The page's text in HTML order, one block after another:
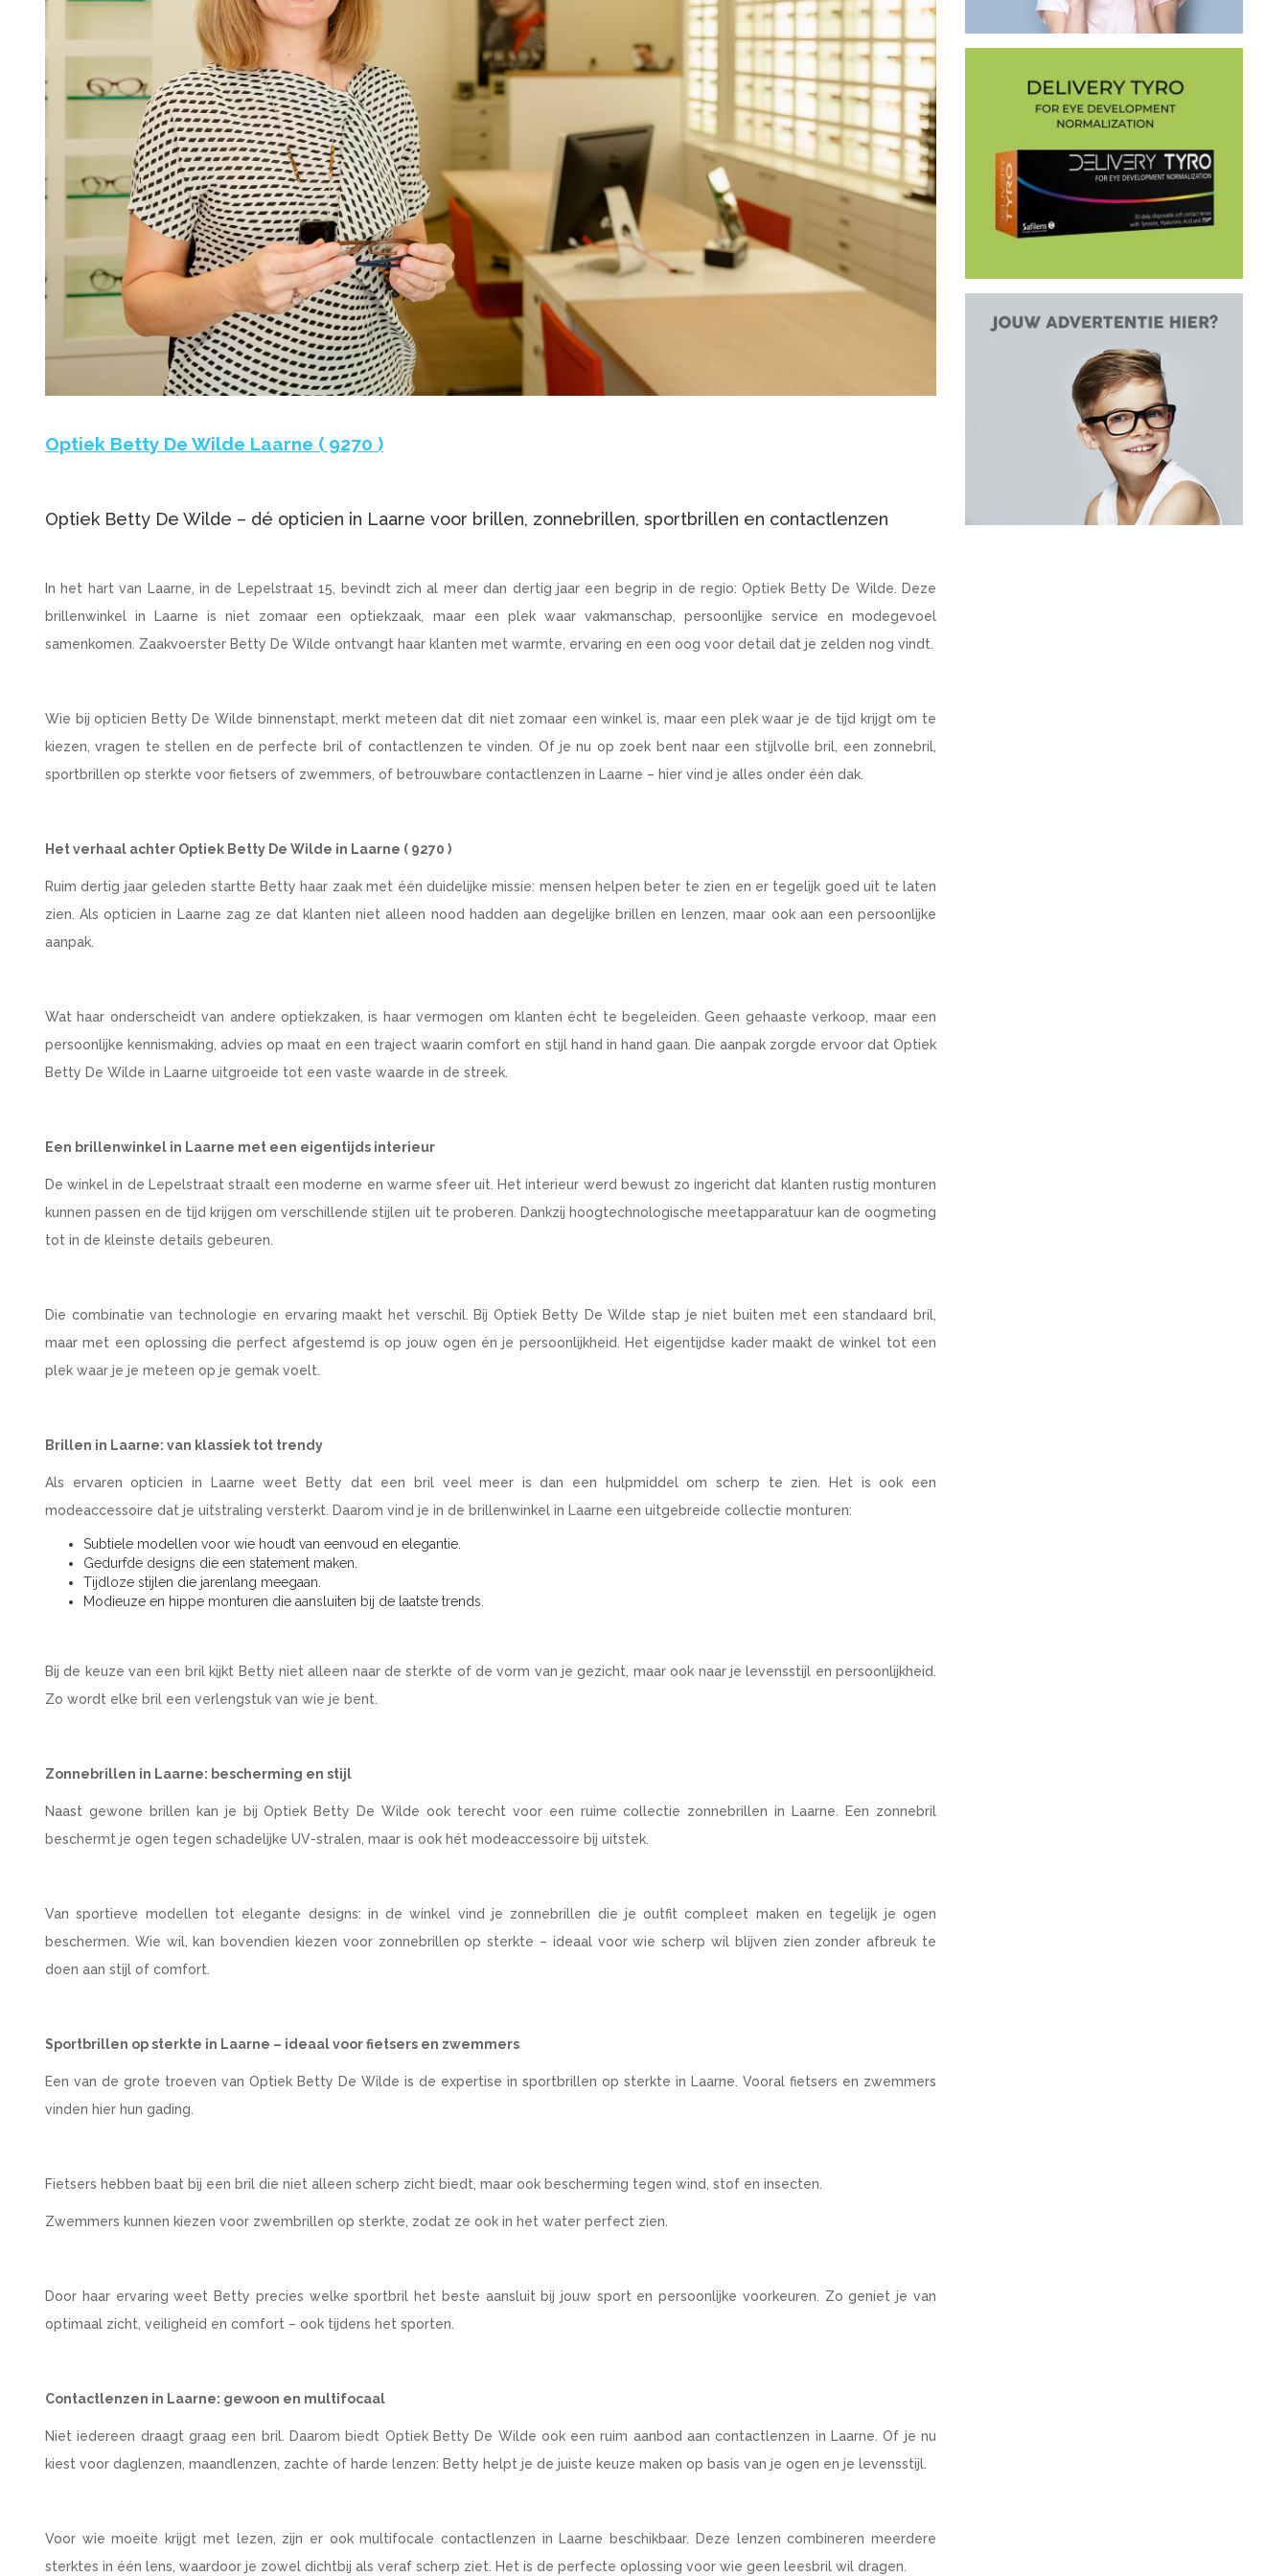
Optiek Betty De Wilde Laarne ( 9270 )
Optiek Betty De Wilde – dé opticien in Laarne voor brillen, zonnebrillen, sportbrillen en contactlenzen
In het hart van Laarne, in de Lepelstraat 15, bevindt zich al meer dan dertig jaar een begrip in de regio: Optiek Betty De Wilde. Deze
brillenwinkel in Laarne is niet zomaar een optiekzaak, maar een plek waar vakmanschap, persoonlijke service en modegevoel
samenkomen. Zaakvoerster Betty De Wilde ontvangt haar klanten met warmte, ervaring en een oog voor detail dat je zelden nog vindt.
Wie bij opticien Betty De Wilde binnenstapt, merkt meteen dat dit niet zomaar een winkel is, maar een plek waar je de tijd krijgt om te
kiezen, vragen te stellen en de perfecte bril of contactlenzen te vinden. Of je nu op zoek bent naar een stijlvolle bril, een zonnebril,
sportbrillen op sterkte voor fietsers of zwemmers, of betrouwbare contactlenzen in Laarne – hier vind je alles onder één dak.
Het verhaal achter Optiek Betty De Wilde in Laarne ( 9270 )
Ruim dertig jaar geleden startte Betty haar zaak met één duidelijke missie: mensen helpen beter te zien en er tegelijk goed uit te laten
zien. Als opticien in Laarne zag ze dat klanten niet alleen nood hadden aan degelijke brillen en lenzen, maar ook aan een persoonlijke
aanpak.
Wat haar onderscheidt van andere optiekzaken, is haar vermogen om klanten écht te begeleiden. Geen gehaaste verkoop, maar een
persoonlijke kennismaking, advies op maat en een traject waarin comfort en stijl hand in hand gaan. Die aanpak zorgde ervoor dat Optiek
Betty De Wilde in Laarne uitgroeide tot een vaste waarde in de streek.
Een brillenwinkel in Laarne met een eigentijds interieur
De winkel in de Lepelstraat straalt een moderne en warme sfeer uit. Het interieur werd bewust zo ingericht dat klanten rustig monturen
kunnen passen en de tijd krijgen om verschillende stijlen uit te proberen. Dankzij hoogtechnologische meetapparatuur kan de oogmeting
tot in de kleinste details gebeuren.
Die combinatie van technologie en ervaring maakt het verschil. Bij Optiek Betty De Wilde stap je niet buiten met een standaard bril,
maar met een oplossing die perfect afgestemd is op jouw ogen én je persoonlijkheid. Het eigentijdse kader maakt de winkel tot een
plek waar je je meteen op je gemak voelt.
Brillen in Laarne: van klassiek tot trendy
Als ervaren opticien in Laarne weet Betty dat een bril veel meer is dan een hulpmiddel om scherp te zien. Het is ook een
modeaccessoire dat je uitstraling versterkt. Daarom vind je in de brillenwinkel in Laarne een uitgebreide collectie monturen:
Subtiele modellen voor wie houdt van eenvoud en elegantie.
Gedurfde designs die een statement maken.
Tijdloze stijlen die jarenlang meegaan.
Modieuze en hippe monturen die aansluiten bij de laatste trends.
Bij de keuze van een bril kijkt Betty niet alleen naar de sterkte of de vorm van je gezicht, maar ook naar je levensstijl en persoonlijkheid.
Zo wordt elke bril een verlengstuk van wie je bent.
Zonnebrillen in Laarne: bescherming en stijl
Naast gewone brillen kan je bij Optiek Betty De Wilde ook terecht voor een ruime collectie zonnebrillen in Laarne. Een zonnebril
beschermt je ogen tegen schadelijke UV-stralen, maar is ook hét modeaccessoire bij uitstek.
Van sportieve modellen tot elegante designs: in de winkel vind je zonnebrillen die je outfit compleet maken en tegelijk je ogen
beschermen. Wie wil, kan bovendien kiezen voor zonnebrillen op sterkte – ideaal voor wie scherp wil blijven zien zonder afbreuk te
doen aan stijl of comfort.
Sportbrillen op sterkte in Laarne – ideaal voor fietsers en zwemmers
Een van de grote troeven van Optiek Betty De Wilde is de expertise in sportbrillen op sterkte in Laarne. Vooral fietsers en zwemmers
vinden hier hun gading.
Fietsers hebben baat bij een bril die niet alleen scherp zicht biedt, maar ook bescherming tegen wind, stof en insecten.
Zwemmers kunnen kiezen voor zwembrillen op sterkte, zodat ze ook in het water perfect zien.
Door haar ervaring weet Betty precies welke sportbril het beste aansluit bij jouw sport en persoonlijke voorkeuren. Zo geniet je van
optimaal zicht, veiligheid en comfort – ook tijdens het sporten.
Contactlenzen in Laarne: gewoon en multifocaal
Niet iedereen draagt graag een bril. Daarom biedt Optiek Betty De Wilde ook een ruim aanbod aan contactlenzen in Laarne. Of je nu
kiest voor daglenzen, maandlenzen, zachte of harde lenzen: Betty helpt je de juiste keuze maken op basis van je ogen en je levensstijl.
Voor wie moeite krijgt met lezen, zijn er ook multifocale contactlenzen in Laarne beschikbaar. Deze lenzen combineren meerdere
sterktes in één lens, waardoor je zowel dichtbij als veraf scherp ziet. Het is de perfecte oplossing voor wie geen leesbril wil dragen.